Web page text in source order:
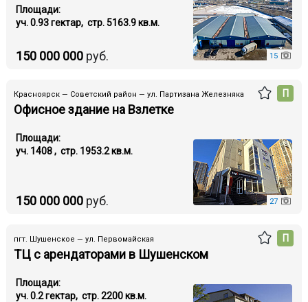
15
150 000 000руб.
Площади:
уч. 0.93 гектар, стр. 5163.9 кв.м.
Красноярск — Советский район — ул. Партизана Железняка
Офисное здание на Взлетке
П
27
150 000 000руб.
Площади:
уч. 1408 , стр. 1953.2 кв.м.
пгт. Шушенское — ул. Первомайская
ТЦ с арендаторами в Шушенском
П
Площади:
уч. 0.2 гектар, стр. 2200 кв.м.